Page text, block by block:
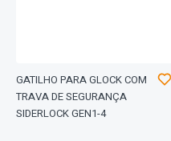
GATILHO PARA GLOCK COM
TRAVA DE SEGURANÇA
SIDERLOCK GEN1-4